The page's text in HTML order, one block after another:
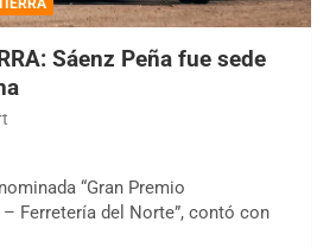
Sáenz Peña fue sede
“Gran Premio
Ferretería del Norte”, contó con